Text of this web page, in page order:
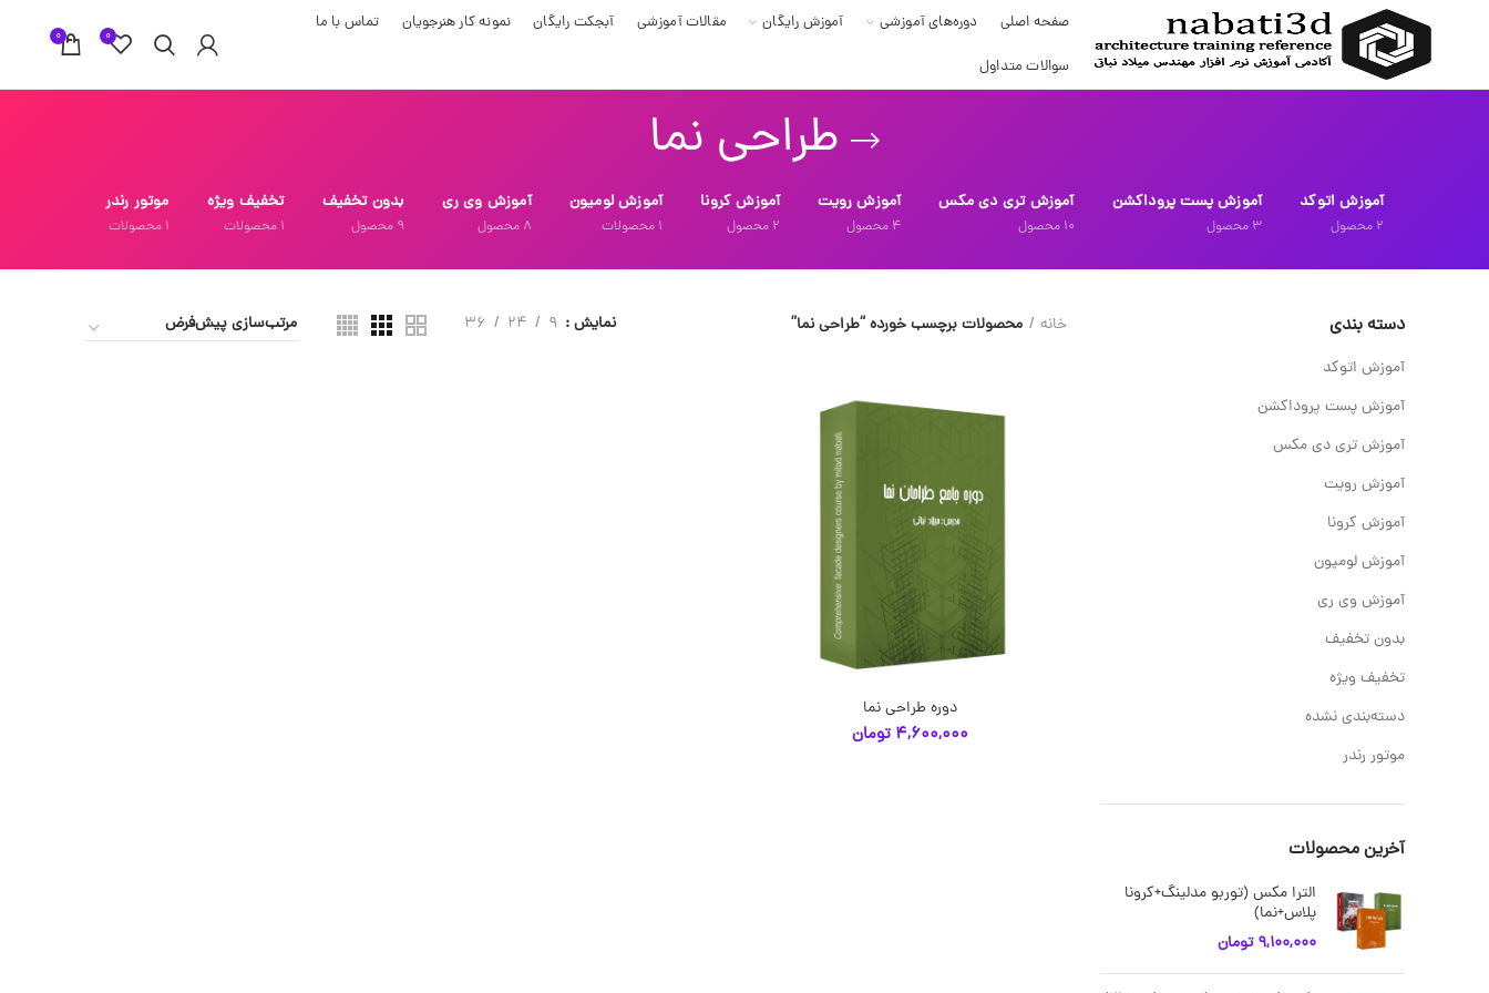
صفحه اصلی دوره‌های آموزشی آموزش رایگان مقالات آموزشی آبجکت رایگان نمونه کار هنرجویان تماس با ما
سوالات متداول
0
0
طراحی نما
آموزش اتوکد
2 محصول
آموزش پست پروداکشن
3 محصول
آموزش تری دی مکس
10 محصول
آموزش رویت
4 محصول
آموزش کرونا
2 محصول
آموزش لومیون
1 محصولات
آموزش وی ری
8 محصول
بدون تخفیف
9 محصول
تخفیف ویژه
1 محصولات
موتور رندر
1 محصولات
دسته بندی
آموزش اتوکد
آموزش پست پروداکشن
آموزش تری دی مکس
آموزش رویت
آموزش کرونا
آموزش لومیون
آموزش وی ری
بدون تخفیف
تخفیف ویژه
دسته‌بندی نشده
موتور رندر
آخرین محصولات
الترا مکس (توربو مدلینگ+کرونا
پلاس+نما)
9,100,000 تومان
خانه محصولات برچسب خورده “طراحی نما” نمایش 9
24
36
انتخاب گزینه‌ها
دوره طراحی نما
4,600,000 تومان